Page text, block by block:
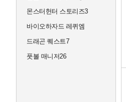
몬스터헌터 스토리즈3
바이오하자드 레퀴엠
드래곤 퀘스트7
풋볼 매니저26